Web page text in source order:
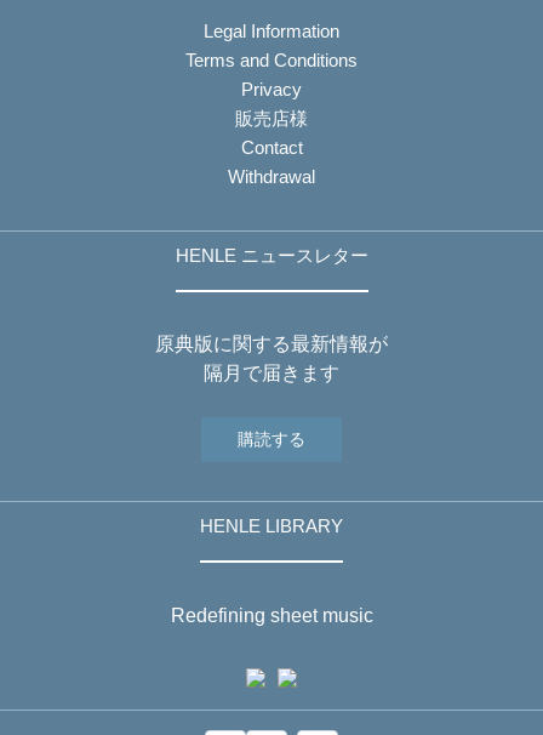
Legal Information
Terms and Conditions
Privacy
販売店様
Contact
Withdrawal
HENLE ニュースレター
原典版に関する最新情報が
隔月で届きます
購読する
HENLE LIBRARY
Redefining sheet music